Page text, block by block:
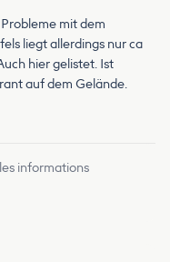
mit dem
liegt allerdings nur ca
hier gelistet. Ist
auf dem Gelände.
informations